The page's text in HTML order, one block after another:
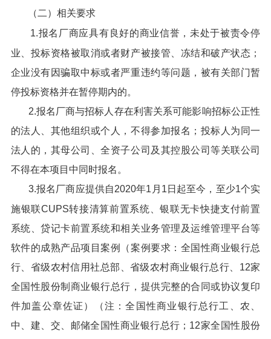
（二）相关要求
1.报名厂商应具有良好的商业信誉，未处于被责令停
业、投标资格被取消或者财产被接管、冻结和破产状态；
企业没有因骗取中标或者严重违约等问题，被有关部门暂
停投标资格并在暂停期内的。
2.报名厂商与招标人存在利害关系可能影响招标公正性
的法人、其他组织或个人，不得参加报名；投标人为同一
法人的，其母公司、全资子公司及其控股公司等关联公司
不得在本项目中同时报名。
3.报名厂商应提供自2020年1月1日起至今，至少1个实
施银联CUPS转接清算前置系统、银联无卡快捷支付前置
系统、贷记卡前置系统和相关业务管理及运维管理平台等
软件的成熟产品项目案例（案例要求：全国性商业银行总
行、省级农村信用社总部、省级农村商业银行总行、12家
全国性股份制商业银行总行，提供完整的合同或协议复印
件加盖公章佐证）（注：全国性商业银行总行工、农、
中、建、交、邮储全国性商业银行总行；12家全国性股份